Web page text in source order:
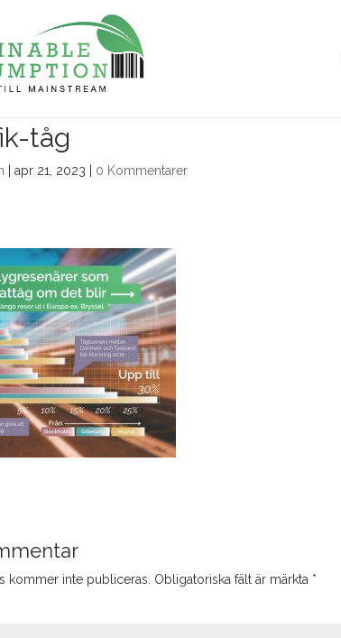
tåg
|apr 21, 2023 0 Kommentarer
kommer inte publiceras. Obligatoriska fält är märkta *